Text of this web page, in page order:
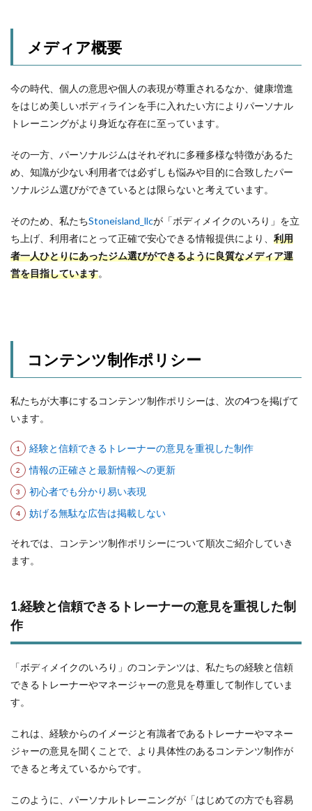
メディア概要
今の時代、個人の意思や個人の表現が尊重されるなか、健康増進
をはじめ美しいボディラインを手に入れたい方によりパーソナル
トレーニングがより身近な存在に至っています。
その一方、パーソナルジムはそれぞれに多種多様な特徴があるた
め、知識が少ない利用者では必ずしも悩みや目的に合致したパー
ソナルジム選びができているとは限らないと考えています。
そのため、私たちStoneisland_llcが「ボディメイクのいろり」を立
ち上げ、利用者にとって正確で安心できる情報提供により、 利用
者一人ひとりにあったジム選びができるように良質なメディア運
営を目指しています。
コンテンツ制作ポリシー
私たちが大事にするコンテンツ制作ポリシーは、次の4つを掲げて
います。
経験と信頼できるトレーナーの意見を重視した制作
情報の正確さと最新情報への更新
初心者でも分かり易い表現
妨げる無駄な広告は掲載しない
それでは、コンテンツ制作ポリシーについて順次ご紹介していき
ます。
1.経験と信頼できるトレーナーの意見を重視した制
作
「ボディメイクのいろり」のコンテンツは、私たちの経験と信頼
できるトレーナーやマネージャーの意見を尊重して制作していま
す。
これは、経験からのイメージと有識者であるトレーナーやマネー
ジャーの意見を聞くことで、より具体性のあるコンテンツ制作が
できると考えているからです。
このように、パーソナルトレーニングが「はじめての方でも容易